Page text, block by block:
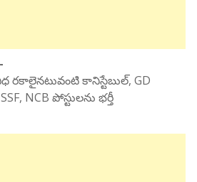
కానిస్టేబుల్, GD
NCB పోస్టులను భర్తీ